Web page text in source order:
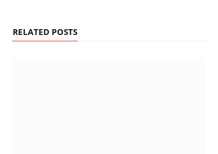
RELATED POSTS